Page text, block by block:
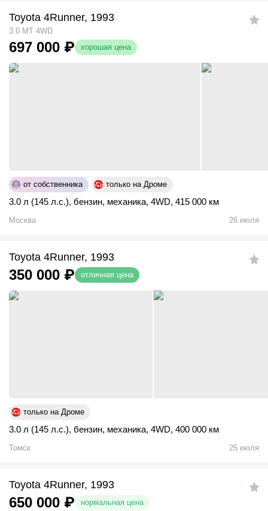
Toyota 4Runner, 1993
3.0 MT 4WD
697 000 ₽ хорошая цена
от собственника только на Дроме
3.0 л (145 л.с.), бензин, механика, 4WD, 415 000 км
Москва 26 июля
Toyota 4Runner, 1993
350 000 ₽ отличная цена
только на Дроме
3.0 л (145 л.с.), бензин, механика, 4WD, 400 000 км
Томск 25 июля
Toyota 4Runner, 1993
650 000 ₽ нормальная цена